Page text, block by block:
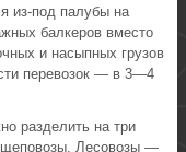
из-под палубы на
балкеров вместо
и насыпных грузов
перевозок — в 3—4
разделить на три
щеповозы. Лесовозы —